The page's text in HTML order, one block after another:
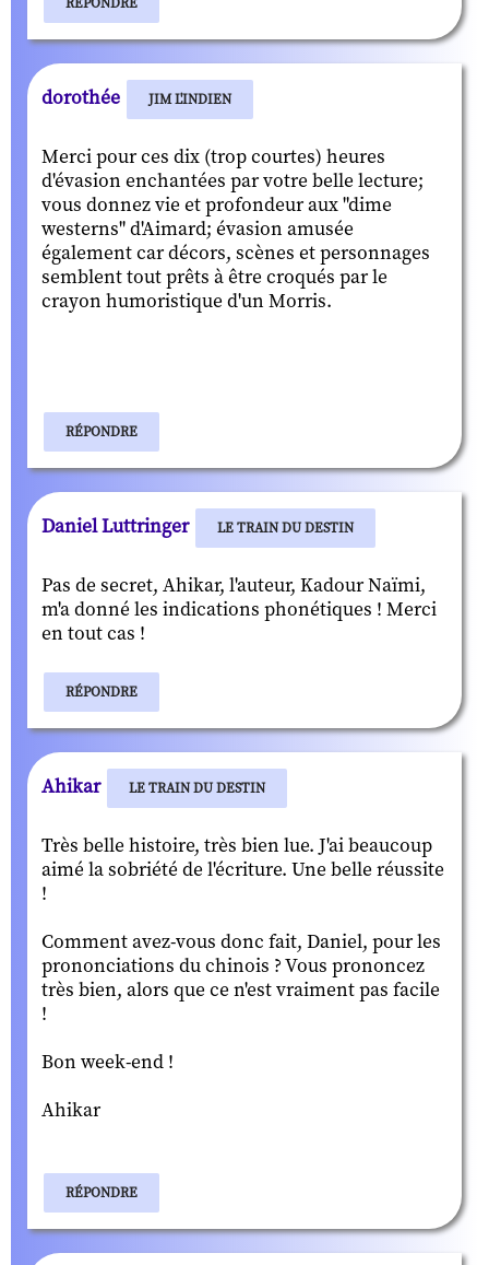
dorothée JIM L'INDIEN
Merci pour ces dix (trop courtes) heures
d'évasion enchantées par votre belle lecture;
vous donnez vie et profondeur aux "dime
westerns" d'Aimard; évasion amusée
également car décors, scènes et personnages
semblent tout prêts à être croqués par le
crayon humoristique d'un Morris.
RÉPONDRE
Daniel Luttringer LE TRAIN DU DESTIN
Pas de secret, Ahikar, l'auteur, Kadour Naïmi,
m'a donné les indications phonétiques ! Merci
en tout cas !
RÉPONDRE
Ahikar LE TRAIN DU DESTIN
Très belle histoire, très bien lue. J'ai beaucoup
aimé la sobriété de l'écriture. Une belle réussite
!
Comment avez-vous donc fait, Daniel, pour les
prononciations du chinois ? Vous prononcez
très bien, alors que ce n'est vraiment pas facile
!
Bon week-end !
Ahikar
RÉPONDRE